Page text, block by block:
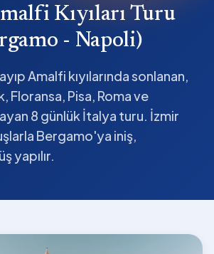
Kıyıları Turu
- Napoli)
Amalfi kıyılarında sonlanan,
Floransa, Pisa, Roma ve
8 günlük İtalya turu. İzmir
Bergamo'ya iniş,
yapılır.